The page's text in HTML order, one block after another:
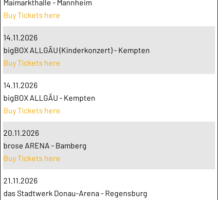
Maimarkthalle - Mannheim
Buy Tickets here
14.11.2026
bigBOX ALLGÄU (Kinderkonzert) - Kempten
Buy Tickets here
14.11.2026
bigBOX ALLGÄU - Kempten
Buy Tickets here
20.11.2026
brose ARENA - Bamberg
Buy Tickets here
21.11.2026
das Stadtwerk Donau-Arena - Regensburg